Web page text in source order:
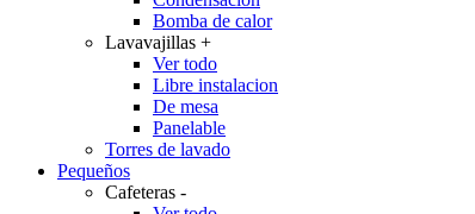
Bomba de calor
Lavavajillas +
Ver todo
Libre instalacion
De mesa
Panelable
Torres de lavado
Pequeños
Cafeteras -